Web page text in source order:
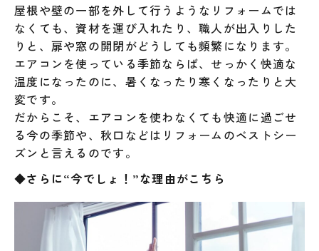
屋根や壁の一部を外して行うようなリフォームでは
なくても、資材を運び入れたり、職人が出入りした
りと、扉や窓の開閉がどうしても頻繁になります。
エアコンを使っている季節ならば、せっかく快適な
温度になったのに、暑くなったり寒くなったりと大
変です。
だからこそ、エアコンを使わなくても快適に過ごせ
る今の季節や、秋口などはリフォームのベストシー
ズンと言えるのです。
◆さらに“今でしょ！”な理由がこちら